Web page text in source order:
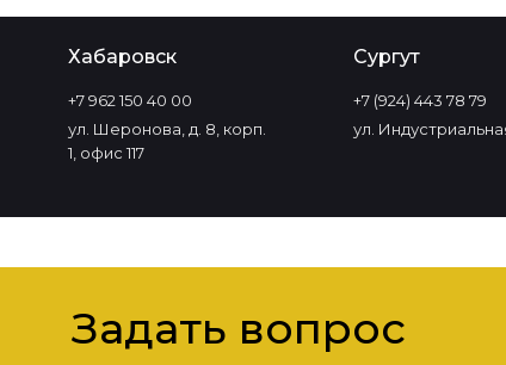
Хабаровск
+7 962 150 40 00
ул. Шеронова, д. 8, корп.
1, офис 117
Сургут
+7 (924) 443 78 79
ул.
Задать вопрос